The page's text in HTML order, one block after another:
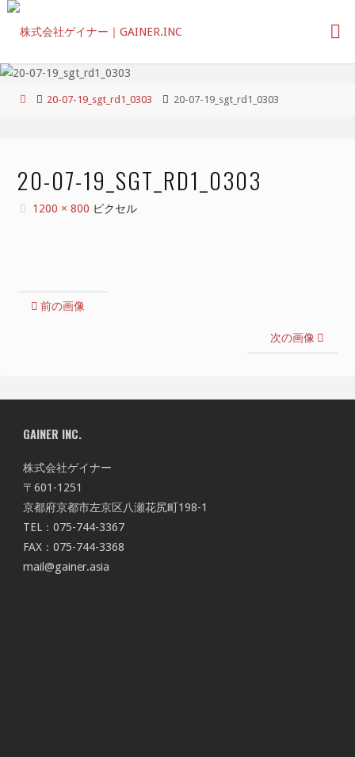
コ
ン
ホ
20-07-19_sgt_rd1_0303 20-07-19_sgt_rd1_0303
20-07-19_SGT_RD1_0303
フ
1200 × 800 ピクセル
前の画像
次の画像
GAINER INC.
株式会社ゲイナー
〒601-1251
京都府京都市左京区八瀬花尻町198-1
TEL：075-744-3367
FAX：075-744-3368
mail@gainer.asia